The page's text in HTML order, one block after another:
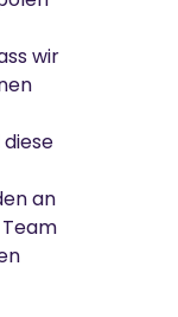
wir
an